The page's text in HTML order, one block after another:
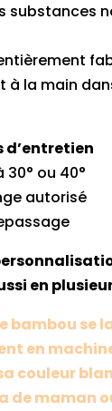
substances
à la main
d’entretien
30° ou 40°
autorisé
en
bambou se
en
couleur
de maman